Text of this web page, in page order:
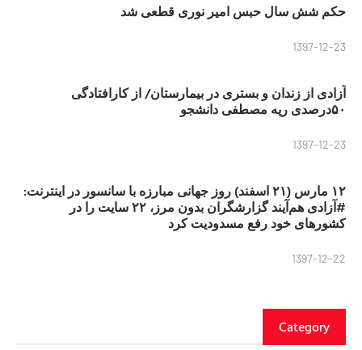
حکم شش سال حبس امیر نوری قطعی شد
1397-12-23
آزادی از زندان و بستری در بیمارستان/ از کارافتادگی
۵۰درصدی ریه مصطفی دانشجو
1397-12-23
۱۲ مارس (۲۱ اسفند) روز جهانی مبارزه با سانسور در اینترنت:
#آزادی هم‌آیند گزارشگران‌ بدون مرز، ۲۲ سایت را در
کشورهای خود رفع مسدودیت کرد
1397-12-22
Category